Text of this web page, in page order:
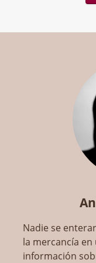
Nadie se
la mercancía
información